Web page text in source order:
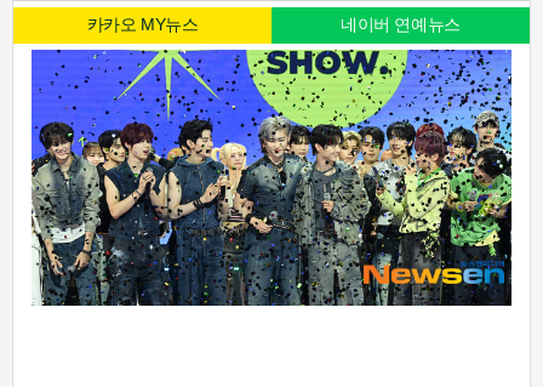
카카오 MY뉴스 네이버 연예뉴스